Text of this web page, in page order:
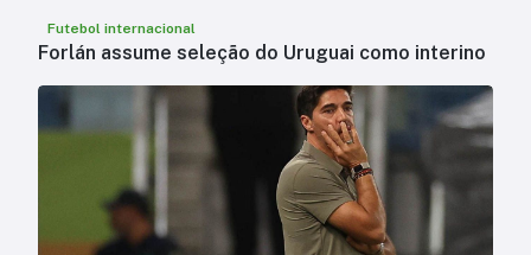
Futebol internacional
Forlán assume seleção do Uruguai como interino